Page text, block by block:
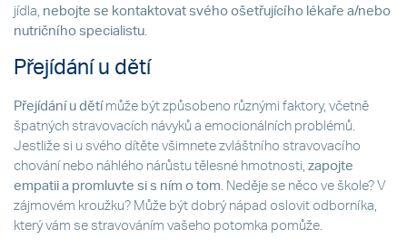
jídla, nebojte se kontaktovat svého ošetřujícího lékaře a/nebo
nutričního specialistu.
Přejídání u dětí
Přejídání u dětí může být způsobeno různými faktory, včetně
špatných stravovacích návyků a emocionálních problémů.
Jestliže si u svého dítěte všimnete zvláštního stravovacího
chování nebo náhlého nárůstu tělesné hmotnosti, zapojte
empatii a promluvte si s ním o tom . Neděje se něco ve škole? V
zájmovém kroužku? Může být dobrý nápad oslovit odborníka,
který vám se stravováním vašeho potomka pomůže.